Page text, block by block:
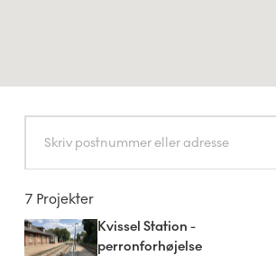
7 Projekter
Kvissel Station -
perronforhøjelse